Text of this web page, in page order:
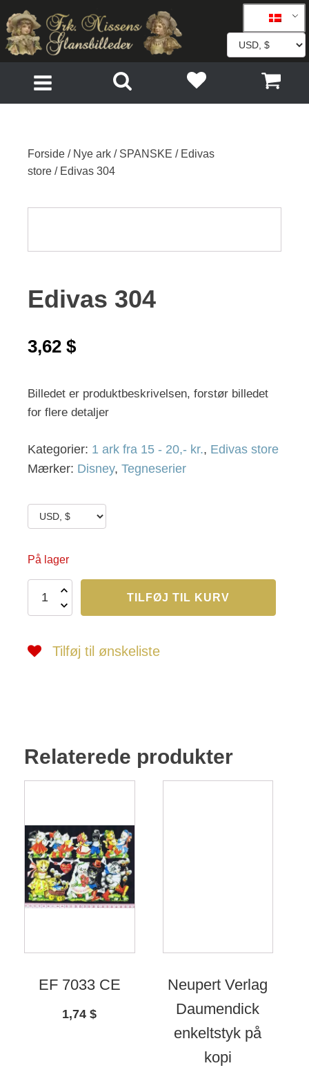
Forside / Nye ark / SPANSKE / Edivas
store / Edivas 304
Edivas 304
3,62 $
Billedet er produktbeskrivelsen, forstør billedet
for flere detaljer
Kategorier: 1 ark fra 15 - 20,- kr., Edivas store
Mærker: Disney, Tegneserier
På lager
Edivas
antal
TILFØJ TIL KURV
Tilføj til ønskeliste
Relaterede produkter
EF 7033 CE
1,74$
Neupert Verlag
Daumendick
enkeltstyk på
kopi